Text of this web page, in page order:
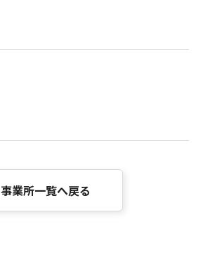
事業所一覧へ戻る